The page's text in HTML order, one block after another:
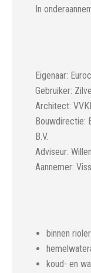
In
Eigenaar:
Gebruiker:
Architect:
Bouwdirectie:
B.V.
Adviseur:
Aannemer:
binnen
koud- en